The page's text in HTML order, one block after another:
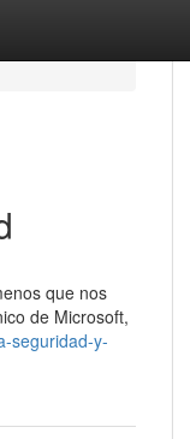
que nos
de Microsoft,
seguridad-y-